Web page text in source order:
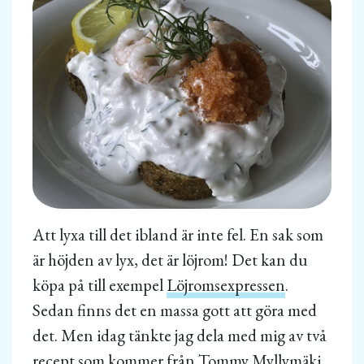
Att lyxa till det ibland är inte fel. En sak som
är höjden av lyx, det är löjrom! Det kan du
köpa på till exempelLöjromsexpressen.
Sedan finns det en massa gott att göra med
det. Men idag tänkte jag dela med mig av två